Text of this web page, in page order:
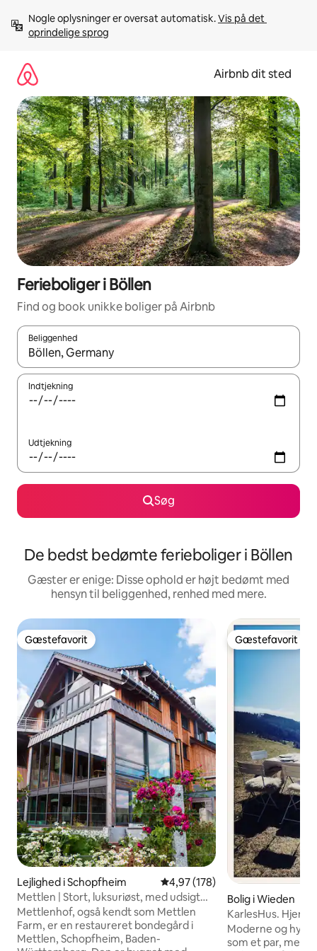
videre
Nogle oplysninger er oversat automatisk. Vis på det
oprindelige sprog
Airbnb dit sted
Ferieboliger i Böllen
Find og book unikke boliger på Airbnb
Beliggenhed
Når resultaterne er tilgængelige, skal du navigere med
Indtjekning
Udtjekning
Søg
De bedst bedømte ferieboliger i Böllen
Gæster er enige: Disse ophold er højt bedømt med
hensyn til beliggenhed, renhed med mere.
Gæstefavorit
Gæstefavorit
Lejlighed i Schopfheim 4,97 ud af 5 i gennemsnitlig
4,97 (178)
Mettlen | Stort, luksuriøst, med udsigt
over Alperne
Mettlenhof, også kendt som Mettlen
Farm, er en restaureret bondegård i
Mettlen, Schopfheim, Baden-
Gæstefavorit
Gæstefavorit
Bolig i Wieden
KarlesHus. Hjem
bjergudsigt
Moderne og
som et par, med